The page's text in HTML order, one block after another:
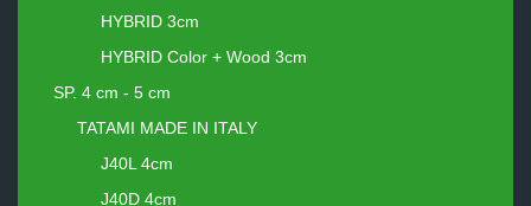
HYBRID 3cm
HYBRID Color + Wood 3cm
SP. 4 cm - 5 cm
TATAMI MADE IN ITALY
J40L 4cm
J40D 4cm